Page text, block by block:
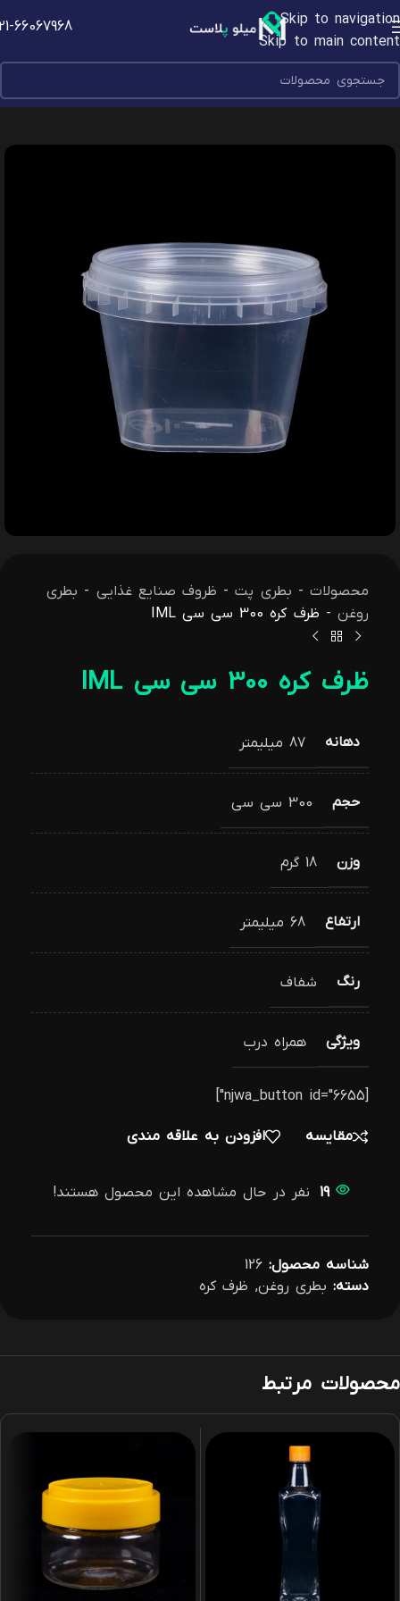
Skip to navigation
Skip to main content
66067968
محصولات - بطری پت- ظروف صنایع غذایی - بطری
روغن - ظرف کره 300 سی سی IML
ظرف کره 300 سی سی IML
دهانه 87 میلیمتر
حجم 300 سی سی
وزن 18 گرم
ارتفاع 68 میلیمتر
رنگ شفاف
ویژگی همراه درب
[njwa_button id="6655"]
مقایسه افزودن به علاقه مندی
19 نفر در حال مشاهده این محصول هستند!
شناسه محصول:126
دسته: بطری روغن, ظرف کره
محصولات مرتبط